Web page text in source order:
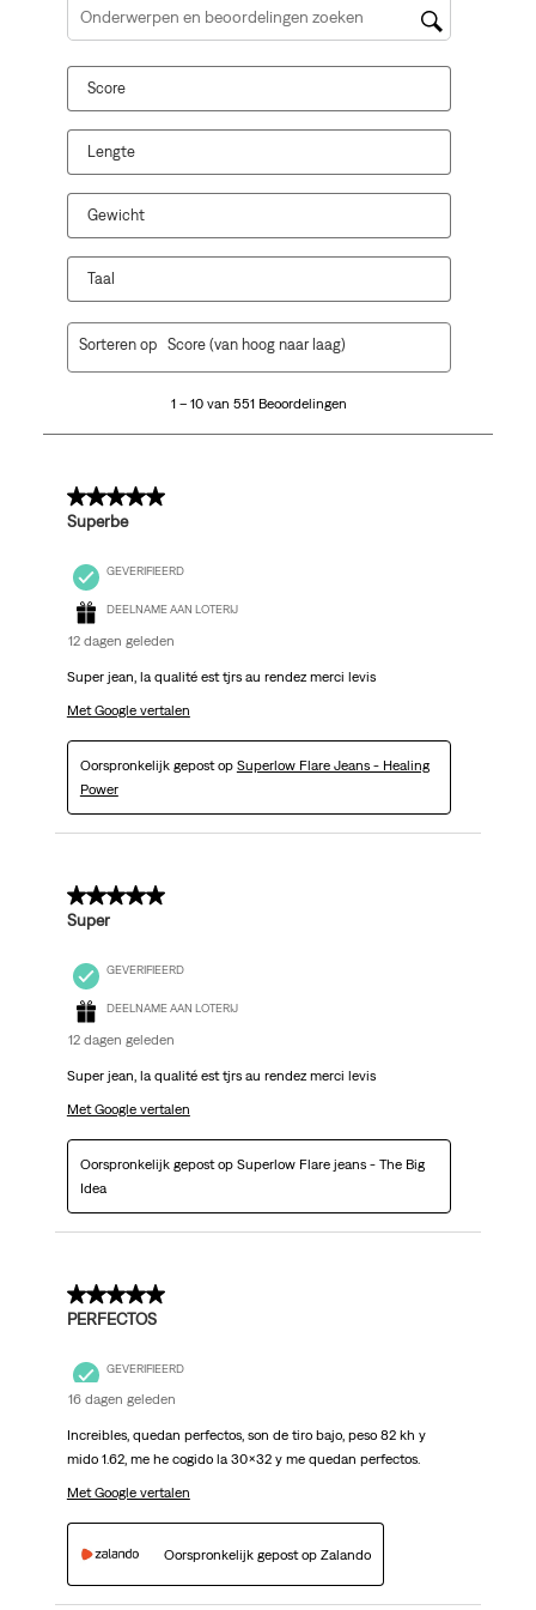
Onderwerpen en beoordelingen zoeken per regio
Score
Lengte
Gewicht
Taal
551
1 – 10 van 551 Beoordelingen
Sorteren op Score (van hoog naar laag)
5 van 5 sterren.
Superbe
GEVERIFIEERD
DEELNAME AAN LOTERIJ
12 dagen geleden
Super jean, la qualité est tjrs au rendez merci levis
Met Google vertalen
Oorspronkelijk gepost op Superlow Flare Jeans - Healing
Power
5 van 5 sterren.
Super
GEVERIFIEERD
DEELNAME AAN LOTERIJ
12 dagen geleden
Super jean, la qualité est tjrs au rendez merci levis
Met Google vertalen
Oorspronkelijk gepost op Superlow Flare jeans - The Big
Idea
5 van 5 sterren.
PERFECTOS
GEVERIFIEERD
16 dagen geleden
Increibles, quedan perfectos, son de tiro bajo, peso 82 kh y
mido 1.62, me he cogido la 30x32 y me quedan perfectos.
Met Google vertalen
Oorspronkelijk gepost op Zalando